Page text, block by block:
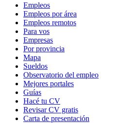
Empleos
Empleos por área
Empleos remotos
Para vos
Empresas
Por provincia
Mapa
Sueldos
Observatorio del empleo
Mejores portales
Guías
Hacé tu CV
Revisar CV gratis
Carta de presentación